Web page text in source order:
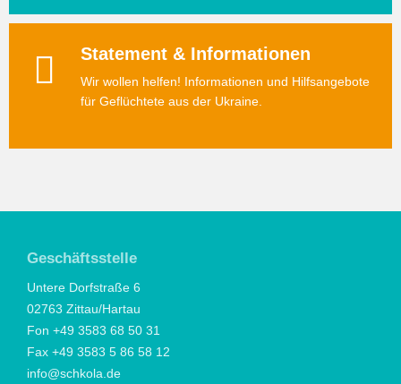
Statement & Informationen
Wir wollen helfen! Informationen und Hilfsangebote
für Geflüchtete aus der Ukraine.
Geschäftsstelle
Untere Dorfstraße 6
02763 Zittau/Hartau
Fon +49 3583 68 50 31
Fax +49 3583 5 86 58 12
info@schkola.de